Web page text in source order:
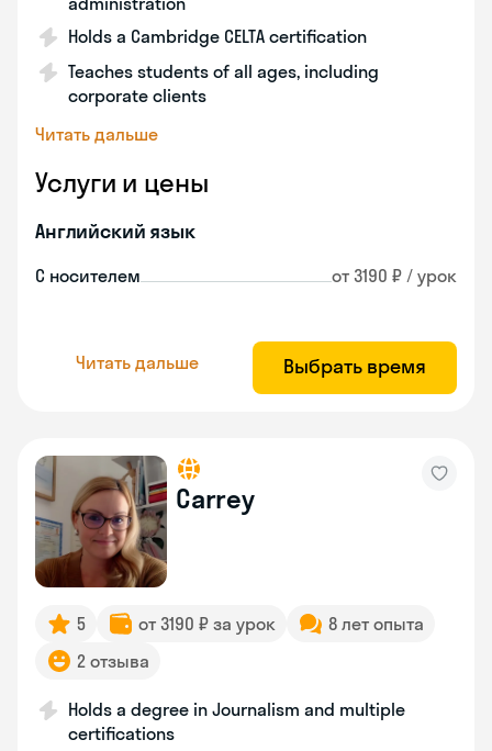
Holds a Cambridge CELTA certification
Teaches students of all ages, including
corporate clients
Читать дальше
Услуги и цены
Английский язык
С носителем от 3190 ₽ / урок
Читать дальше Выбрать время
Carrey
5 от 3190 ₽ за урок
8 лет опыта
2 отзыва
Holds a degree in Journalism and multiple
certifications